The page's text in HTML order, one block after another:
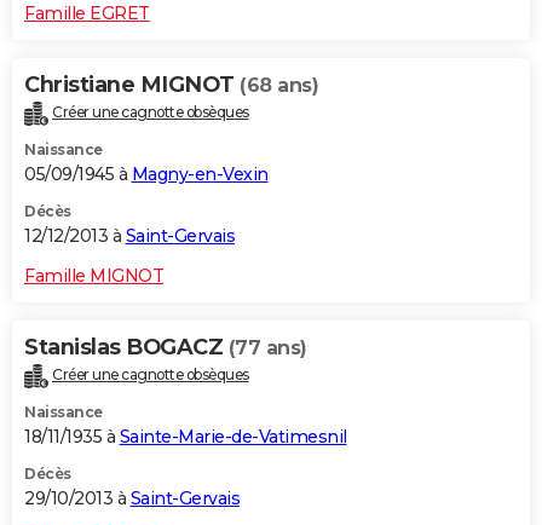
Famille EGRET
Christiane MIGNOT (68 ans)
Créer une cagnotte obsèques
Naissance
05/09/1945 à Magny-en-Vexin
Décès
12/12/2013 à Saint-Gervais
Famille MIGNOT
Stanislas BOGACZ (77 ans)
Créer une cagnotte obsèques
Naissance
18/11/1935 à Sainte-Marie-de-Vatimesnil
Décès
29/10/2013 à Saint-Gervais